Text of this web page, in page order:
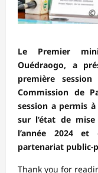
Le Premier
Ouédraogo, a
première
Commission de
session a permis
sur l’état de
l’année 2024 et
partenariat public-
Thank you for